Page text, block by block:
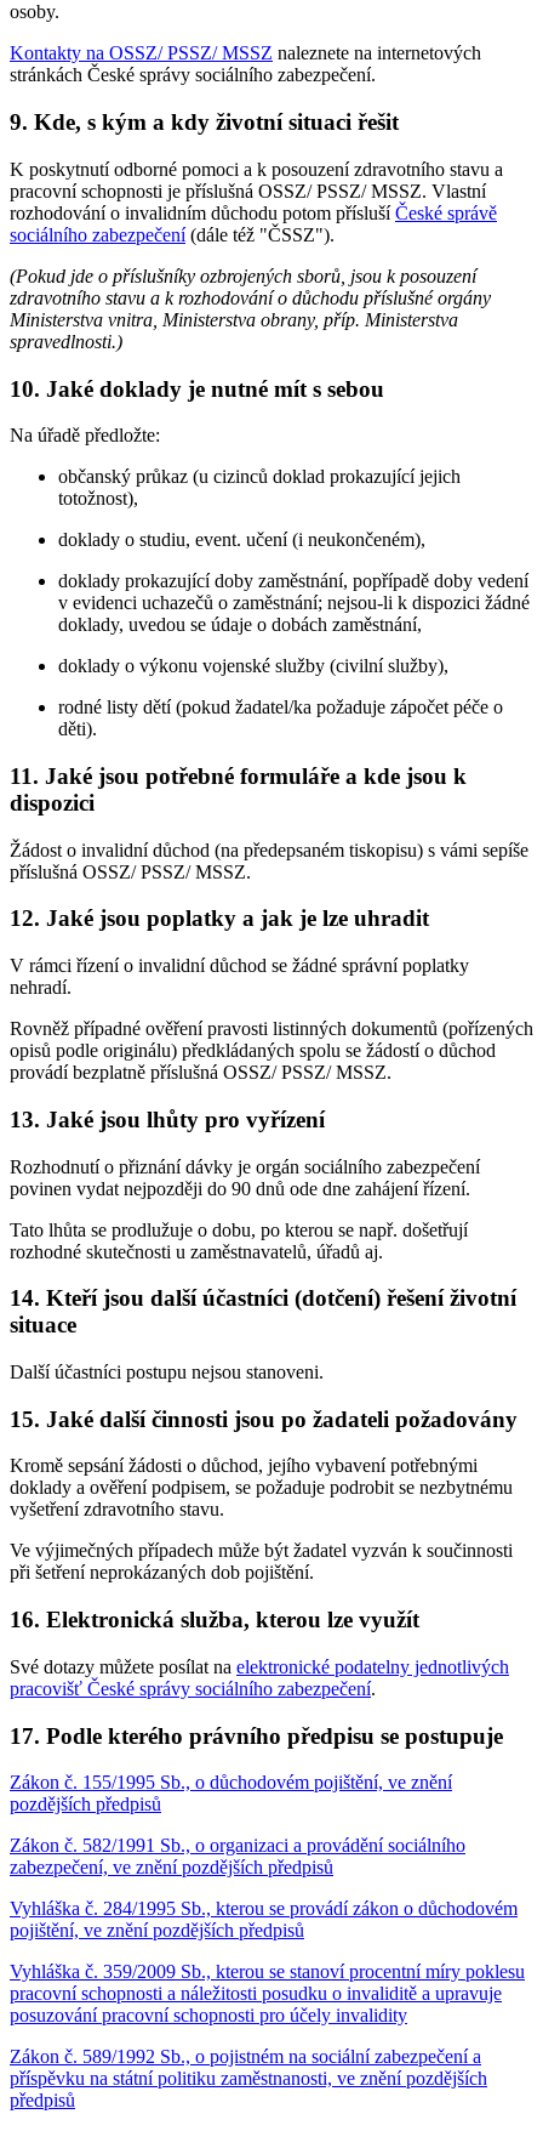
osoby.
Kontakty na OSSZ/ PSSZ/ MSSZ naleznete na internetových
stránkách České správy sociálního zabezpečení.
9. Kde, s kým a kdy životní situaci řešit
K poskytnutí odborné pomoci a k posouzení zdravotního stavu a
pracovní schopnosti je příslušná OSSZ/ PSSZ/ MSSZ. Vlastní
rozhodování o invalidním důchodu potom příslušíČeské správě
sociálního zabezpečení(dále též "ČSSZ").
(Pokud jde o příslušníky ozbrojených sborů, jsou k posouzení
zdravotního stavu a k rozhodování o důchodu příslušné orgány
Ministerstva vnitra, Ministerstva obrany, příp. Ministerstva
spravedlnosti.)
10. Jaké doklady je nutné mít s sebou
Na úřadě předložte:
občanský průkaz (u cizinců doklad prokazující jejich
totožnost),
doklady o studiu, event. učení (i neukončeném),
doklady prokazující doby zaměstnání, popřípadě doby vedení
v evidenci uchazečů o zaměstnání; nejsou-li k dispozici žádné
doklady, uvedou se údaje o dobách zaměstnání,
doklady o výkonu vojenské služby (civilní služby),
rodné listy dětí (pokud žadatel/ka požaduje zápočet péče o
děti).
11. Jaké jsou potřebné formuláře a kde jsou k
dispozici
Žádost o invalidní důchod (na předepsaném tiskopisu) s vámi sepíše
příslušná OSSZ/ PSSZ/ MSSZ.
12. Jaké jsou poplatky a jak je lze uhradit
V rámci řízení o invalidní důchod se žádné správní poplatky
nehradí.
Rovněž případné ověření pravosti listinných dokumentů (pořízených
opisů podle originálu) předkládaných spolu se žádostí o důchod
provádí bezplatně příslušná OSSZ/ PSSZ/ MSSZ.
13. Jaké jsou lhůty pro vyřízení
Rozhodnutí o přiznání dávky je orgán sociálního zabezpečení
povinen vydat nejpozději do 90 dnů ode dne zahájení řízení.
Tato lhůta se prodlužuje o dobu, po kterou se např. došetřují
rozhodné skutečnosti u zaměstnavatelů, úřadů aj.
14. Kteří jsou další účastníci (dotčení) řešení životní
situace
Další účastníci postupu nejsou stanoveni.
15. Jaké další činnosti jsou po žadateli požadovány
Kromě sepsání žádosti o důchod, jejího vybavení potřebnými
doklady a ověření podpisem, se požaduje podrobit se nezbytnému
vyšetření zdravotního stavu.
Ve výjimečných případech může být žadatel vyzván k součinnosti
při šetření neprokázaných dob pojištění.
16. Elektronická služba, kterou lze využít
Své dotazy můžete posílat na elektronické podatelny jednotlivých
pracovišť České správy sociálního zabezpečení.
17. Podle kterého právního předpisu se postupuje
Zákon č. 155/1995 Sb., o důchodovém pojištění, ve znění
pozdějších předpisů
Zákon č. 582/1991 Sb., o organizaci a provádění sociálního
zabezpečení, ve znění pozdějších předpisů
Vyhláška č. 284/1995 Sb., kterou se provádí zákon o důchodovém
pojištění, ve znění pozdějších předpisů
Vyhláška č. 359/2009 Sb., kterou se stanoví procentní míry poklesu
pracovní schopnosti a náležitosti posudku o invaliditě a upravuje
posuzování pracovní schopnosti pro účely invalidity
Zákon č. 589/1992 Sb., o pojistném na sociální zabezpečení a
příspěvku na státní politiku zaměstnanosti, ve znění pozdějších
předpisů